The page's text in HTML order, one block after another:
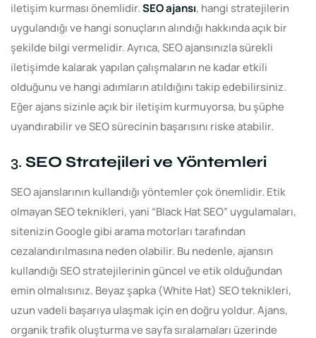
iletişim kurması önemlidir.SEO ajansı, hangi stratejilerin
uygulandığı ve hangi sonuçların alındığı hakkında açık bir
şekilde bilgi vermelidir. Ayrıca, SEO ajansınızla sürekli
iletişimde kalarak yapılan çalışmaların ne kadar etkili
olduğunu ve hangi adımların atıldığını takip edebilirsiniz.
Eğer ajans sizinle açık bir iletişim kurmuyorsa, bu şüphe
uyandırabilir ve SEO sürecinin başarısını riske atabilir.
3. SEO Stratejileri ve Yöntemleri
SEO ajanslarının kullandığı yöntemler çok önemlidir. Etik
olmayan SEO teknikleri, yani “Black Hat SEO” uygulamaları,
sitenizin Google gibi arama motorları tarafından
cezalandırılmasına neden olabilir. Bu nedenle, ajansın
kullandığı SEO stratejilerinin güncel ve etik olduğundan
emin olmalısınız. Beyaz şapka (White Hat) SEO teknikleri,
uzun vadeli başarıya ulaşmak için en doğru yoldur. Ajans,
organik trafik oluşturma ve sayfa sıralamaları üzerinde